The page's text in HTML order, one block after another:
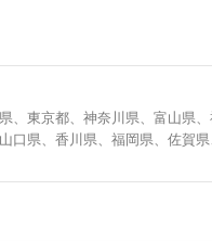
、東京都、神奈川県、富山県
口県、香川県、福岡県、佐賀